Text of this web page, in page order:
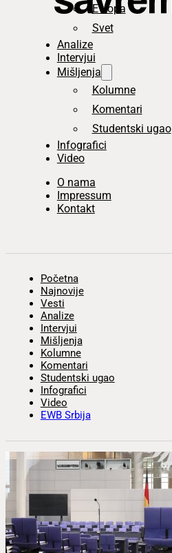
Evropa
Svet
Analize
Intervjui
Mišljenja
Kolumne
Komentari
Studentski ugao
Infografici
Video
O nama
Impressum
Kontakt
Početna
Najnovije
Vesti
Analize
Intervjui
Mišljenja
Kolumne
Komentari
Studentski ugao
Infografici
Video
EWB Srbija